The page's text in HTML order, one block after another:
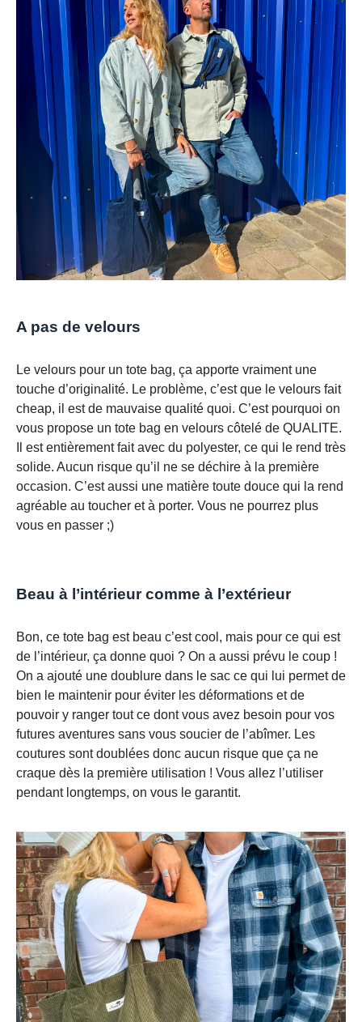
A pas de velours
Le velours pour un tote bag, ça apporte vraiment une
touche d’originalité. Le problème, c’est que le velours fait
cheap, il est de mauvaise qualité quoi. C’est pourquoi on
vous propose un tote bag en velours côtelé de QUALITE.
Il est entièrement fait avec du polyester, ce qui le rend très
solide. Aucun risque qu’il ne se déchire à la première
occasion. C’est aussi une matière toute douce qui la rend
agréable au toucher et à porter. Vous ne pourrez plus
vous en passer ;)
Beau à l’intérieur comme à l’extérieur
Bon, ce tote bag est beau c’est cool, mais pour ce qui est
de l’intérieur, ça donne quoi ? On a aussi prévu le coup !
On a ajouté une doublure dans le sac ce qui lui permet de
bien le maintenir pour éviter les déformations et de
pouvoir y ranger tout ce dont vous avez besoin pour vos
futures aventures sans vous soucier de l’abîmer. Les
coutures sont doublées donc aucun risque que ça ne
craque dès la première utilisation ! Vous allez l’utiliser
pendant longtemps, on vous le garantit.